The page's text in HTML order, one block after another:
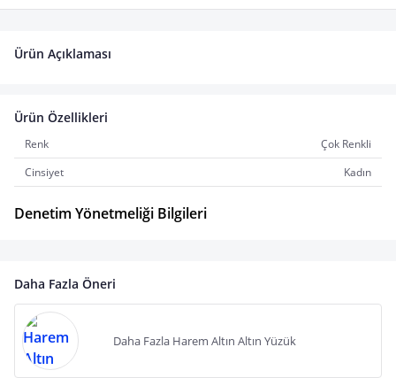
Ürün Açıklaması
Ürün Özellikleri
Renk
Çok Renkli
Cinsiyet
Kadın
Denetim Yönetmeliği Bilgileri
Daha Fazla Öneri
Daha Fazla Harem Altın Altın Yüzük